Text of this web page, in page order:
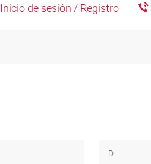
Inicio de sesión / Registro
D